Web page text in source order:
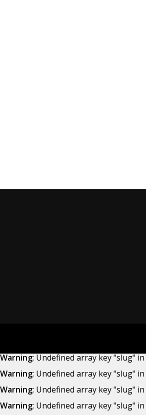
Warning: Undefined array key "slug" in
Warning: Undefined array key "slug" in
Warning: Undefined array key "slug" in
Warning: Undefined array key "slug" in